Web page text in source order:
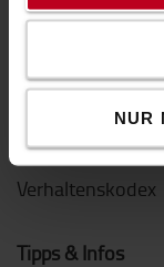
NUR
Toyota Werte
Nachhaltigkeit
Verhaltenskodex
Tipps & Infos